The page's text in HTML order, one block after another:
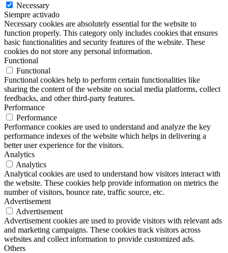
Necessary
Siempre activado
Necessary cookies are absolutely essential for the website to
function properly. This category only includes cookies that ensures
basic functionalities and security features of the website. These
cookies do not store any personal information.
Functional
Functional
Functional cookies help to perform certain functionalities like
sharing the content of the website on social media platforms, collect
feedbacks, and other third-party features.
Performance
Performance
Performance cookies are used to understand and analyze the key
performance indexes of the website which helps in delivering a
better user experience for the visitors.
Analytics
Analytics
Analytical cookies are used to understand how visitors interact with
the website. These cookies help provide information on metrics the
number of visitors, bounce rate, traffic source, etc.
Advertisement
Advertisement
Advertisement cookies are used to provide visitors with relevant ads
and marketing campaigns. These cookies track visitors across
websites and collect information to provide customized ads.
Others